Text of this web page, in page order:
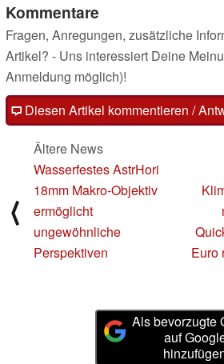
Kommentare
Fragen, Anregungen, zusätzliche
Artikel? - Uns interessiert Deine
Anmeldung möglich)!
Diesen Artikel kommentieren /
⟨
Ältere News
Wasserfestes AstrHori
18mm Makro-Objektiv
ermöglicht
ungewöhnliche
Perspektiven
Euro
Als bevorzugte
auf